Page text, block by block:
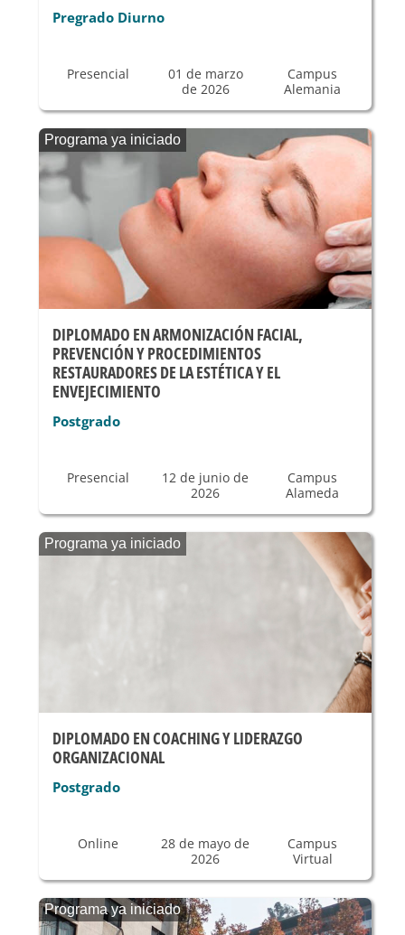
Pregrado Diurno
Presencial
01 de marzo
de 2026
Campus
Alemania
Programa ya iniciado
DIPLOMADO EN ARMONIZACIÓN FACIAL,
PREVENCIÓN Y PROCEDIMIENTOS
RESTAURADORES DE LA ESTÉTICA Y EL
ENVEJECIMIENTO
Postgrado
Presencial
12 de junio de
2026
Campus
Alameda
Programa ya iniciado
DIPLOMADO EN COACHING Y LIDERAZGO
ORGANIZACIONAL
Postgrado
Online
28 de mayo de
2026
Campus
Virtual
Programa ya iniciado